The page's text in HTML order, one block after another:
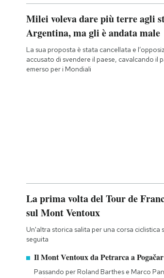
Milei voleva dare più terre agli
Argentina, ma gli è andata male
La sua proposta è stata cancellata e
accusato di svendere il paese, cavalcando il
emerso per i Mondiali
La prima volta del Tour de
sul Mont Ventoux
Un'altra storica salita per una corsa ciclistica
seguita
Il Mont Ventoux da Petrarca a Pogačar
Passando per Roland Barthes e Marco